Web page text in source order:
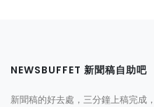
NEWSBUFFET 新聞稿自助吧
新聞稿的好去處，三分鐘上稿完成